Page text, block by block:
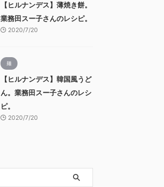
【ヒルナンデス】薄焼き餅。
業務田スー子さんのレシピ。
2020/7/20
麺
【ヒルナンデス】韓国風うど
ん。業務田スー子さんのレシ
ピ。
2020/7/20